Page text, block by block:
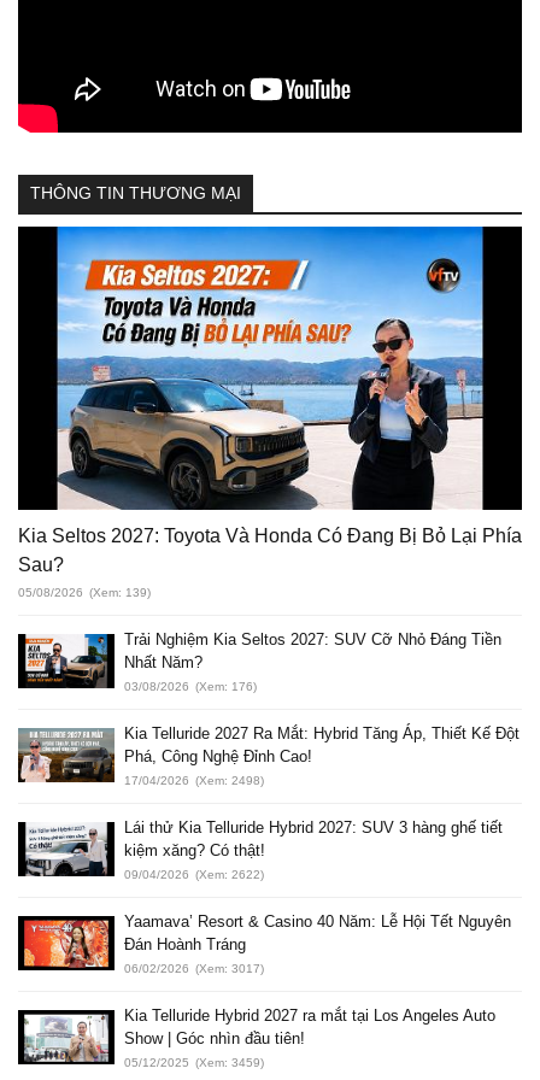
THÔNG TIN THƯƠNG MẠI
Kia Seltos 2027: Toyota Và Honda Có Đang Bị Bỏ Lại Phía
Sau?
05/08/2026 (Xem: 139)
Trải Nghiệm Kia Seltos 2027: SUV Cỡ Nhỏ Đáng Tiền
Nhất Năm?
03/08/2026 (Xem: 176)
Kia Telluride 2027 Ra Mắt: Hybrid Tăng Áp, Thiết Kế Đột
Phá, Công Nghệ Đỉnh Cao!
17/04/2026 (Xem: 2498)
Lái thử Kia Telluride Hybrid 2027: SUV 3 hàng ghế tiết
kiệm xăng? Có thật!
09/04/2026 (Xem: 2622)
Yaamava’ Resort & Casino 40 Năm: Lễ Hội Tết Nguyên
Đán Hoành Tráng
06/02/2026 (Xem: 3017)
Kia Telluride Hybrid 2027 ra mắt tại Los Angeles Auto
Show | Góc nhìn đầu tiên!
05/12/2025 (Xem: 3459)